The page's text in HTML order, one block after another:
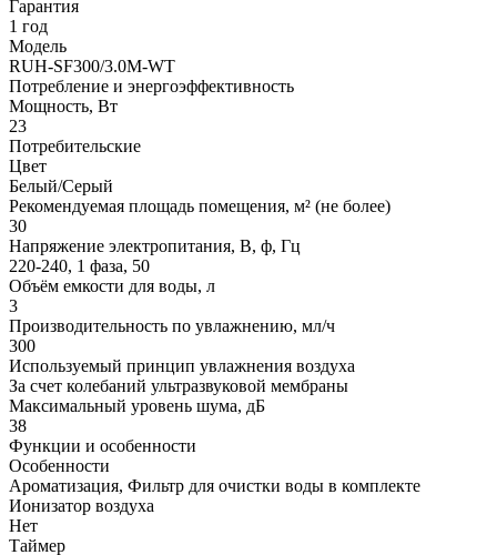
Гарантия
1 год
Модель
RUH-SF300/3.0M-WT
Потребление и энергоэффективность
Мощность, Вт
23
Потребительские
Цвет
Белый/Серый
Рекомендуемая площадь помещения, м² (не более)
30
Напряжение электропитания, В, ф, Гц
220-240, 1 фаза, 50
Объём емкости для воды, л
3
Производительность по увлажнению, мл/ч
300
Используемый принцип увлажнения воздуха
За счет колебаний ультразвуковой мембраны
Максимальный уровень шума, дБ
38
Функции и особенности
Особенности
Ароматизация, Фильтр для очистки воды в комплекте
Ионизатор воздуха
Нет
Таймер